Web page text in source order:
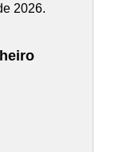
2026.